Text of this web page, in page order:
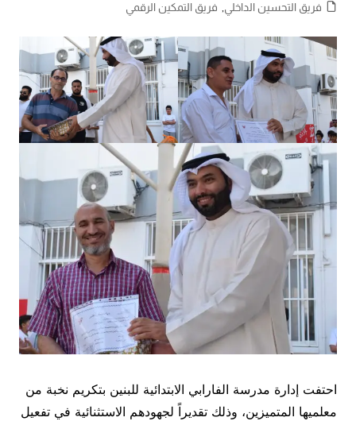
فريق التحسين الداخلي, فريق التمكين الرقمي
احتفت إدارة مدرسة الفارابي الابتدائية للبنين بتكريم نخبة من
معلميها المتميزين، وذلك تقديراً لجهودهم الاستثنائية في تفعيل